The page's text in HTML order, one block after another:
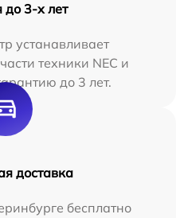
до 3-х лет
устанавливает
техники NEC и
до 3 лет.
доставка
бесплатно